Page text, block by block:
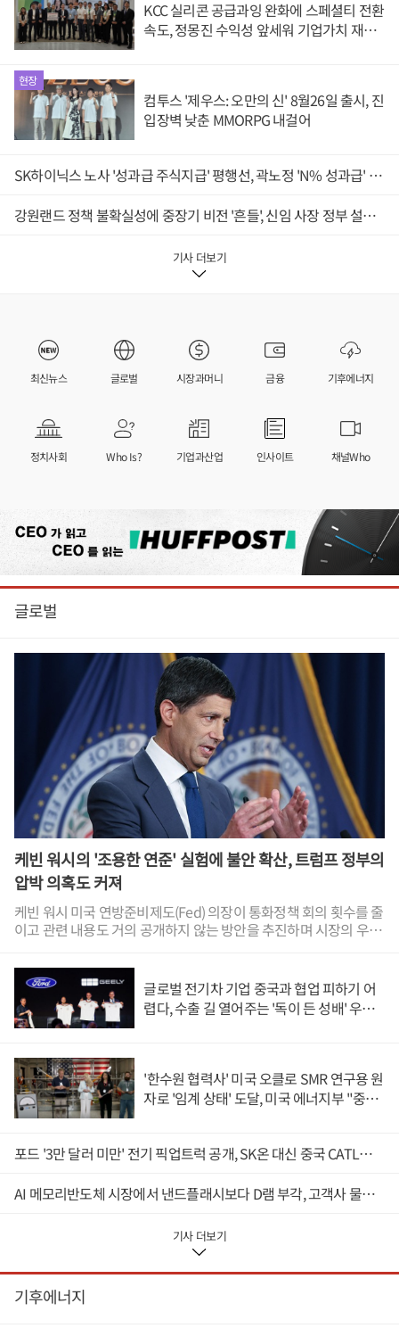
KCC 실리콘 공급과잉 완화에 스페셜티 전환
속도, 정몽진 수익성 앞세워 기업가치 재평
현장
컴투스 '제우스: 오만의 신' 8월26일 출시, 진
입장벽 낮춘 MMORPG 내걸어
SK하이닉스 노사 '성과급 주식지급' 평행선, 곽노정 'N% 성과급' 법적 논란 벗을지 주목
강원랜드 정책 불확실성에 중장기 비전 '흔들', 신임 사장 정부 설득 과제 무거워져
기사 더보기
최신뉴스 글로벌 시장과머니 금융 기후에너지
정치사회 Who Is? 기업과산업 인사이트 채널Who
글로벌
케빈 워시의 '조용한 연준' 실험에 불안 확산, 트럼프 정부의
압박 의혹도 커져
케빈 워시 미국 연방준비제도(Fed) 의장이 통화정책 회의 횟수를 줄
이고 관련 내용도 거의 공개하지 않는 방안을 추진하며 시장의 우려
부의 재정 악화로 이어질 뿐만 아니라 도널드 트럼프 미국 대통령의
영향력과 관련한 의혹도 힘을 얻는다는 비판이 나온다.9일 미국
CNBC와 블룸버그 등 외신 보도를 종합하면 케빈 워시 체제의 연준
이 시장과 소통을 줄이면서 투자자들에 혼란을 안길 수 있다는 지적
영향력을 가능한 축소해야 한다는 견해를 보이며 경제 지표가 자본
의 움직임을 결정하는 역할을 강화해야 한다고 주장하고 있다.시장
이 연준의 메시지나 정책 방향성에 반응해 움직이지 않도록 통화정
책과 관련한 내용을 가능한 공개하지 않는 쪽으로 변화를 추진하겠
다는 의미다.워시 의장은 이에 따라 기준금리 및 통화정책 방향성을
제시하는 '포워드 가이던스' 및 FOMC(연방공개시장위원회) 성명을
간소화한 데 이어 매년 8차례씩 통화정책 회의 자체를 줄이는 방안
적으로 소통해 오던 관행을 뒤집기 시작하면서 투자자들이 미국의
사 DWS그룹의 미주 채권부문 책임자인 조지 캐트램본은 이러한 변
화가 시장의 변동성을 높일 것이라며 "시장 참여자들이 다양한 리
스크에 대응할 필요성이 커지고 있다"고 CNBC에 전했다.영국 시장
조사기관 TS롬바드의 다리오 퍼킨스 글로벌 거시경제 책임자도
"투자자들은 연준의 회의 내용을 거의 예측할 수 없는 상황에 놓일
글로벌 전기차 기업 중국과 협업 피하기 어
렵다, 수출 길 열어주는 '독이 든 성배' 우려
'한수원 협력사' 미국 오클로 SMR 연구용 원
자로 '임계 상태' 도달, 미국 에너지부 "중요
포드 '3만 달러 미만' 전기 픽업트럭 공개, SK온 대신 중국 CATL과 동맹 전략 시험대
AI 메모리반도체 시장에서 낸드플래시보다 D램 부각, 고객사 물량 선점 수요의 '우선순위'
기사 더보기
기후에너지